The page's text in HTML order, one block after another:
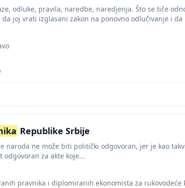
odluke, pravila, naredbe, naredjenja. Što se tiče
joj vrati izglasani zakon na ponovno odlučivanje i
Republike Srbije
naroda ne može biti politički odgovoran, jer je kao
za akte koje...
pravnika i diplomiranih ekonomista za rukovodeće